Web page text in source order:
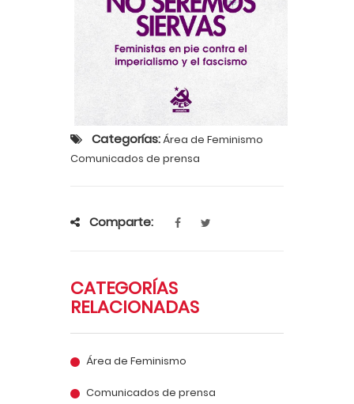
Categorías:Área de Feminismo
Comunicados de prensa
Comparte:
CATEGORÍAS
RELACIONADAS
Área de Feminismo
Comunicados de prensa